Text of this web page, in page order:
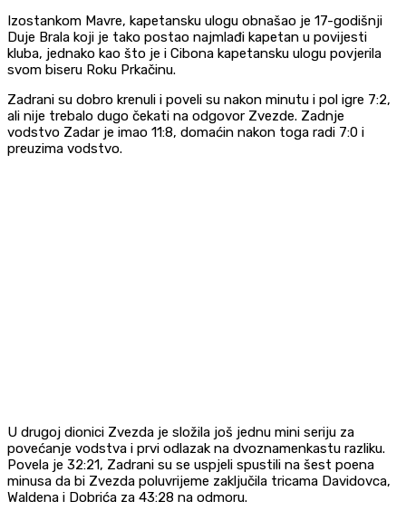
Izostankom Mavre, kapetansku ulogu obnašao je 17-godišnji
Duje Brala koji je tako postao najmlađi kapetan u povijesti
kluba, jednako kao što je i Cibona kapetansku ulogu povjerila
svom biseru Roku Prkačinu.
Zadrani su dobro krenuli i poveli su nakon minutu i pol igre 7:2,
ali nije trebalo dugo čekati na odgovor Zvezde. Zadnje
vodstvo Zadar je imao 11:8, domaćin nakon toga radi 7:0 i
preuzima vodstvo.
U drugoj dionici Zvezda je složila još jednu mini seriju za
povećanje vodstva i prvi odlazak na dvoznamenkastu razliku.
Povela je 32:21, Zadrani su se uspjeli spustili na šest poena
minusa da bi Zvezda poluvrijeme zaključila tricama Davidovca,
Waldena i Dobrića za 43:28 na odmoru.